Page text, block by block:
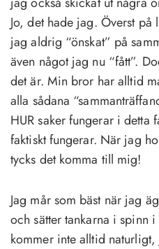
Jo, det hade jag. Överst på
jag aldrig “önskat” på
även något jag nu “fått”.
det är. Min bror har alltid
alla sådana
HUR saker fungerar i detta
faktiskt fungerar. När jag
tycks det komma till mig!
Jag mår som bäst när jag
och sätter tankarna i spinn
kommer inte alltid